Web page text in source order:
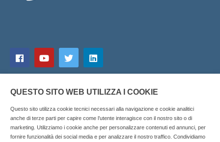
QUESTO SITO WEB UTILIZZA I COOKIE
Questo sito utilizza cookie tecnici necessari alla navigazione e cookie analitici
anche di terze parti per capire come l’utente interagisce con il nostro sito o di
marketing. Utilizziamo i cookie anche per personalizzare contenuti ed annunci, per
fornire funzionalità dei social media e per analizzare il nostro traffico. Condividiamo